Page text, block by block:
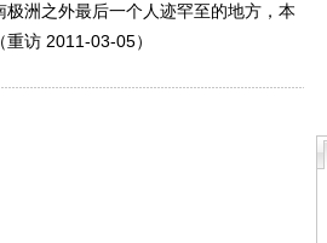
洲之外最后一个人迹罕至的地方，本
访 2011-03-05）